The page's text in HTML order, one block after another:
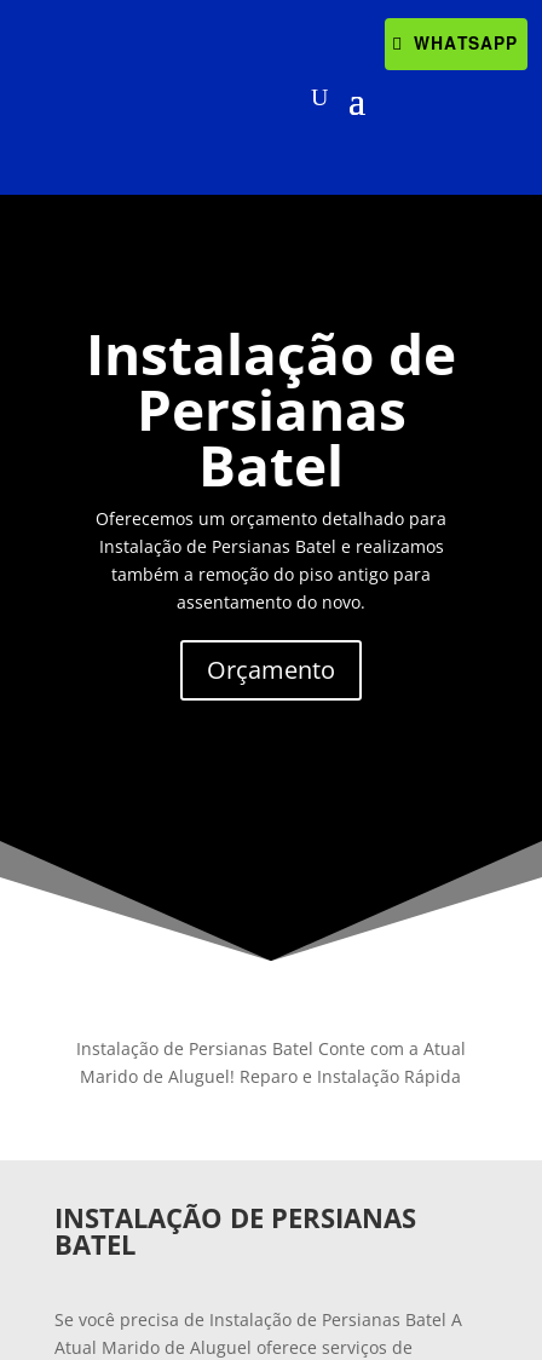
WHATSAPP
Instalação de
Persianas
Batel
Oferecemos um orçamento detalhado para
Instalação de Persianas Batel e realizamos
também a remoção do piso antigo para
assentamento do novo.
Orçamento
Instalação de Persianas Batel Conte com a Atual
Marido de Aluguel! Reparo e Instalação Rápida
INSTALAÇÃO DE PERSIANAS
BATEL
Se você precisa de Instalação de Persianas Batel A
Atual Marido de Aluguel oferece serviços de